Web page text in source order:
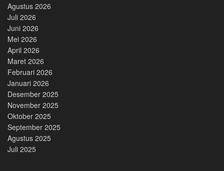
Agustus 2026
Juli 2026
Juni 2026
Mei 2026
April 2026
Maret 2026
Februari 2026
Januari 2026
Desember 2025
November 2025
Oktober 2025
September 2025
Agustus 2025
Juli 2025